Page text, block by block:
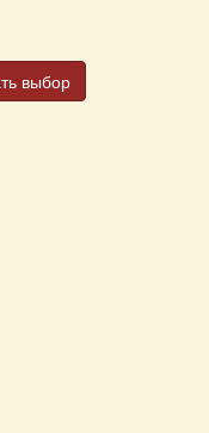
выбор